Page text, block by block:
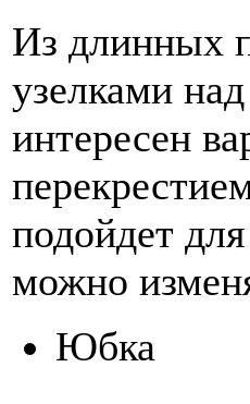
Из длинных
узелками
интересен
подойдет
можно
Юбка